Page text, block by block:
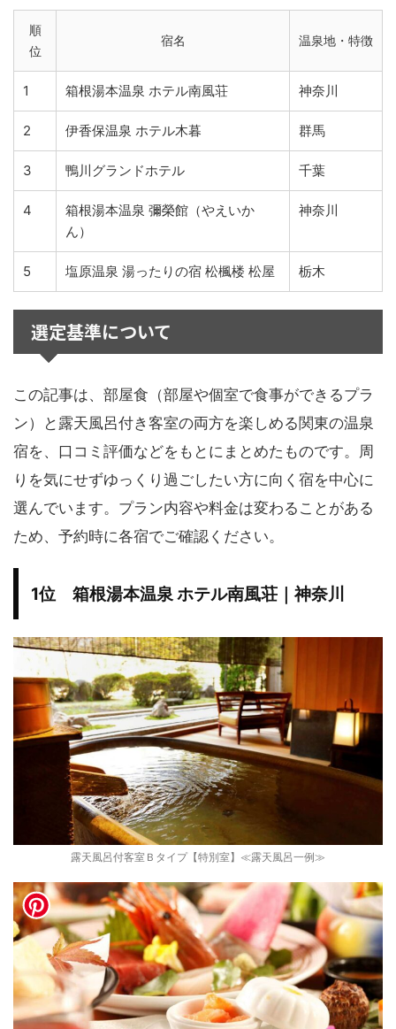
順
位
宿名 温泉地・特徴
1 箱根湯本温泉 ホテル南風荘 神奈川
2 伊香保温泉 ホテル木暮 群馬
3 鴨川グランドホテル 千葉
4
箱根湯本温泉 彌榮館（やえいか
ん）
神奈川
5 塩原温泉 湯ったりの宿 松楓楼 松屋 栃木
選定基準について
この記事は、部屋食（部屋や個室で食事ができるプラ
ン）と露天風呂付き客室の両方を楽しめる関東の温泉
宿を、口コミ評価などをもとにまとめたものです。周
りを気にせずゆっくり過ごしたい方に向く宿を中心に
選んでいます。プラン内容や料金は変わることがある
ため、予約時に各宿でご確認ください。
1位 箱根湯本温泉 ホテル南風荘｜神奈川
露天風呂付客室Ｂタイプ【特別室】≪露天風呂一例≫